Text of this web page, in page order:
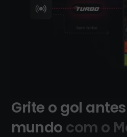
Grite o gol
mundo com o